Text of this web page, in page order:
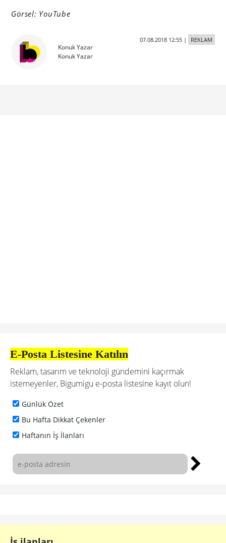
Görsel: YouTube
Konuk Yazar
Konuk Yazar
07.08.2018 12:55| REKLAM
E-Posta Listesine Katılın
Reklam, tasarım ve teknoloji gündemini kaçırmak
istemeyenler, Bigumigu e-posta listesine kayıt olun!
Günlük Özet
Bu Hafta Dikkat Çekenler
Haftanın İş İlanları